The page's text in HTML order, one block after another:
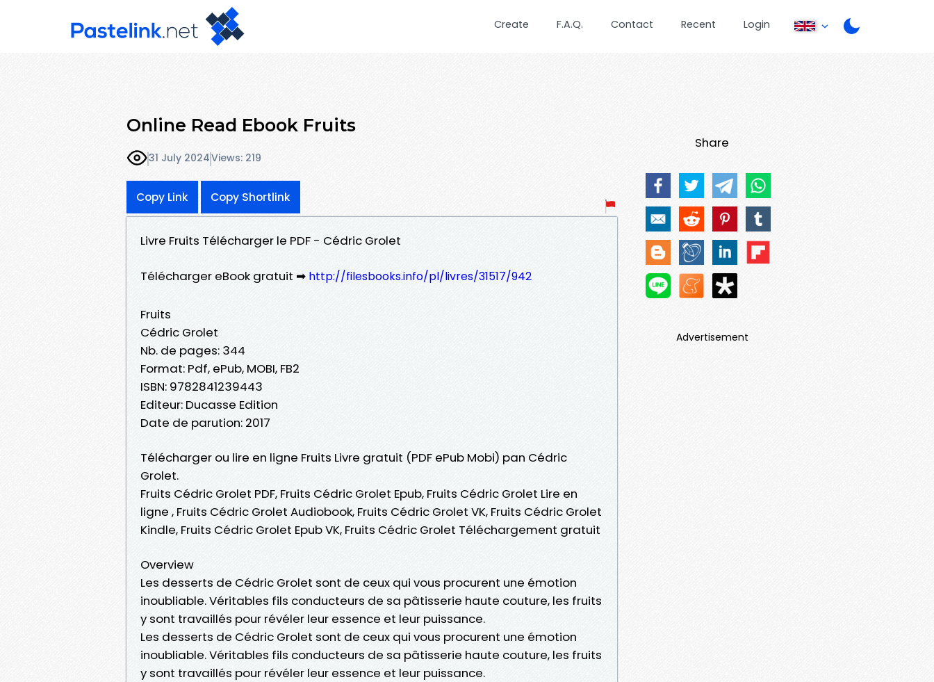
Create F.A.Q. Contact Recent Login
Online Read Ebook Fruits
31 July 2024Views: 219
Copy Link Copy Shortlink
Livre Fruits Télécharger le PDF - Cédric Grolet
Télécharger eBook gratuit ➡ http://filesbooks.info/pl/livres/31517/942
Fruits
Cédric Grolet
Nb. de pages: 344
Format: Pdf, ePub, MOBI, FB2
ISBN: 9782841239443
Editeur: Ducasse Edition
Date de parution: 2017
Télécharger ou lire en ligne Fruits Livre gratuit (PDF ePub Mobi) pan Cédric
Grolet.
Fruits Cédric Grolet PDF, Fruits Cédric Grolet Epub, Fruits Cédric Grolet Lire en
ligne , Fruits Cédric Grolet Audiobook, Fruits Cédric Grolet VK, Fruits Cédric Grolet
Kindle, Fruits Cédric Grolet Epub VK, Fruits Cédric Grolet Téléchargement gratuit
Overview
Les desserts de Cédric Grolet sont de ceux qui vous procurent une émotion
inoubliable. Véritables fils conducteurs de sa pâtisserie haute couture, les fruits
y sont travaillés pour révéler leur essence et leur puissance.
Les desserts de Cédric Grolet sont de ceux qui vous procurent une émotion
inoubliable. Véritables fils conducteurs de sa pâtisserie haute couture, les fruits
y sont travaillés pour révéler leur essence et leur puissance.
Share
Advertisement